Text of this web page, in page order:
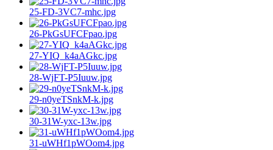
25-FD-3VC7-mhc.jpg
26-PkGsUFCFpao.jpg
27-YIQ_k4aAGkc.jpg
28-WjFT-P5Iuuw.jpg
29-n0yeTSnkM-k.jpg
30-31W-yxc-13w.jpg
31-uWHf1pWOom4.jpg